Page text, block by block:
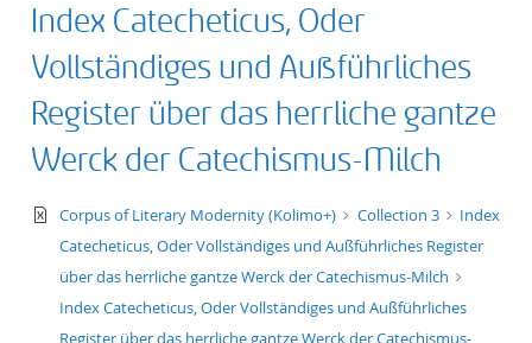
Index Catecheticus, Oder
Vollständiges und Außführliches
Register über das herrliche gantze
Werck der Catechismus-Milch
text/xml
Corpus of Literary Modernity (Kolimo+) Collection 3
Index
Catecheticus, Oder Vollständiges und Außführliches Register
über das herrliche gantze Werck der Catechismus-Milch
Index Catecheticus, Oder Vollständiges und Außführliches
Register über das herrliche gantze Werck der Catechismus-